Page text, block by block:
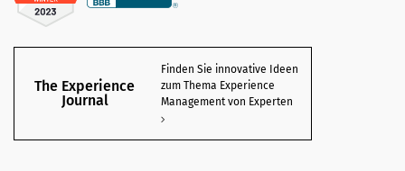
The Experience
Journal
Finden Sie innovative Ideen
zum Thema Experience
Management von Experten